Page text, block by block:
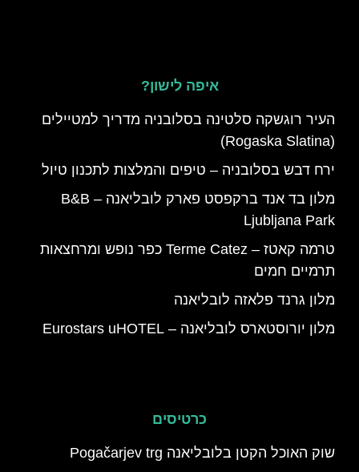
איפה לישון?
העיר רוגשקה סלטינה בסלובניה מדריך למטיילים
(Rogaska Slatina)
ירח דבש בסלובניה – טיפים והמלצות לתכנון טיול
מלון בד אנד ברקפסט פארק לובליאנה – B&B
Ljubljana Park
טרמה קאטז – Terme Catez כפר נופש ומרחצאות
תרמיים חמים
מלון גרנד פלאזה לובליאנה
מלון יורוסטארס לובליאנה – Eurostars uHOTEL
כרטיסים
שוק האוכל הקטן בלובליאנה Pogačarjev trg